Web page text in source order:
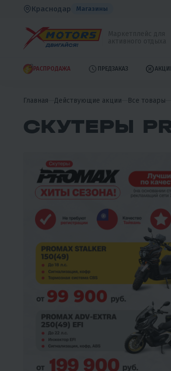
Краснодар Магазины
РАСПРОДАЖА ПРЕДЗАКАЗ
Главная Действующие акции Все товары
СКУТЕРЫ